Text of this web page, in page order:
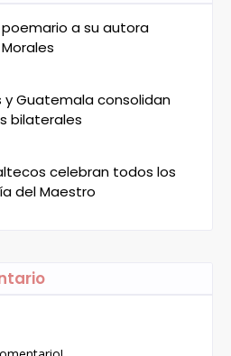
a su autora
y Guatemala consolidan
bilaterales
celebran todos los
del Maestro